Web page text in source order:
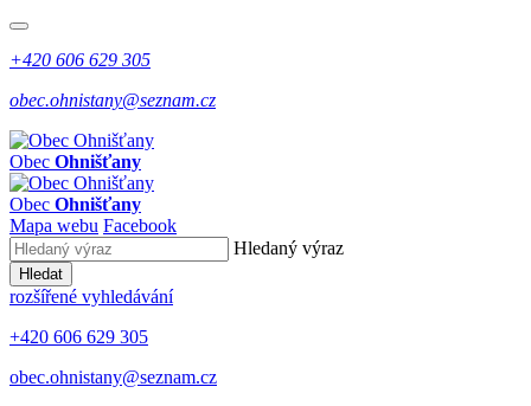
+420 606 629 305
obec.ohnistany@seznam.cz
Obec Ohnišťany
Obec Ohnišťany
Mapa webu Facebook
Hledaný výraz
Hledat
rozšířené vyhledávání
+420 606 629 305
obec.ohnistany@seznam.cz